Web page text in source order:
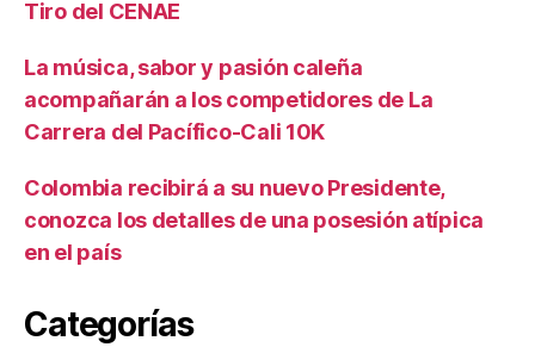
Tiro del CENAE
La música, sabor y pasión caleña
acompañarán a los competidores de La
Carrera del Pacífico-Cali 10K
Colombia recibirá a su nuevo Presidente,
conozca los detalles de una posesión atípica
en el país
Categorías